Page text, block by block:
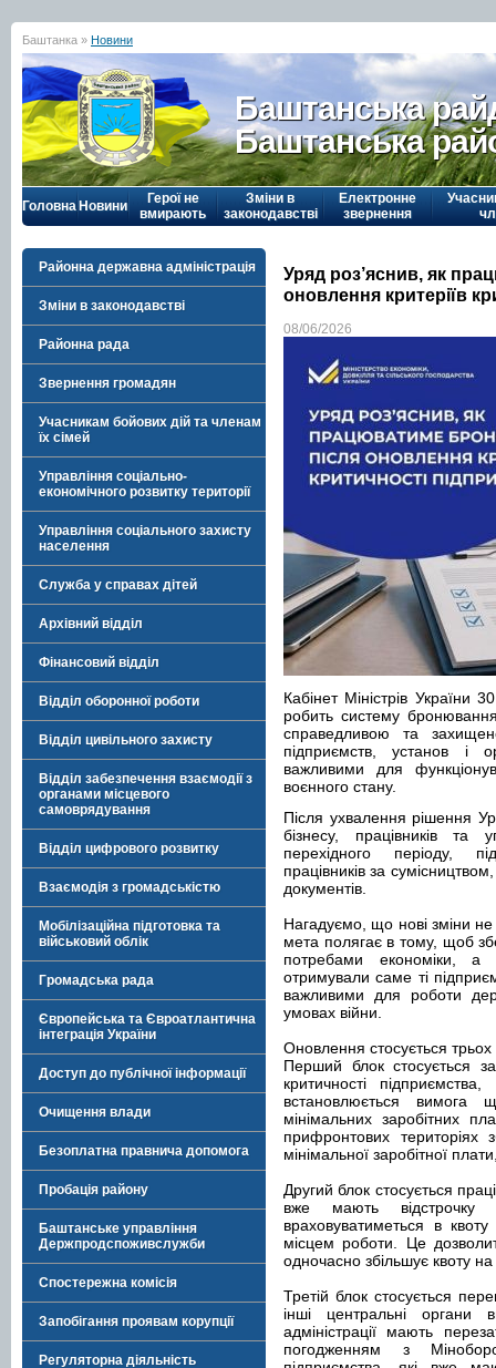
Баштанка » Новини
Баштанська
Баштанська
Головна Новини
Герої не
вмирають
Зміни в
законодавстві
Електронне
звернення
Районна державна адміністрація
Зміни в законодавстві
Районна рада
Звернення громадян
Учасникам бойових дій та членам
їх сімей
Управління соціально-
економічного розвитку території
Управління соціального захисту
населення
Служба у справах дітей
Архівний відділ
Фінансовий відділ
Відділ оборонної роботи
Відділ цивільного захисту
Відділ забезпечення взаємодії з
органами місцевого
самоврядування
Відділ цифрового розвитку
Взаємодія з громадськістю
Мобілізаційна підготовка та
військовий облік
Громадська рада
Європейська та Євроатлантична
інтеграція України
Доступ до публічної інформації
Очищення влади
Безоплатна правнича допомога
Пробація району
Баштанське управління
Держпродспоживслужби
Спостережна комісія
Запобігання проявам корупції
Регуляторна діяльність
Уряд роз’яснив, як
оновлення критеріїв
08/06/2026
Кабінет Міністрів України
робить систему
справедливою та
підприємств, установ і
важливими для
воєнного стану.
Після ухвалення рішення
бізнесу, працівників та
перехідного періоду,
працівників за
документів.
Нагадуємо, що нові зміни
мета полягає в тому, щоб
потребами економіки, а
отримували саме ті
важливими для роботи
умовах війни.
Оновлення стосується трьох
Перший блок стосується
критичності
встановлюється вимога
мінімальних заробітних
прифронтових територіях
мінімальної заробітної
Другий блок стосується
вже мають відстрочку
враховуватиметься в
місцем роботи. Це
одночасно збільшує квоту
Третій блок стосується
інші центральні органи
адміністрації мають
погодженням з